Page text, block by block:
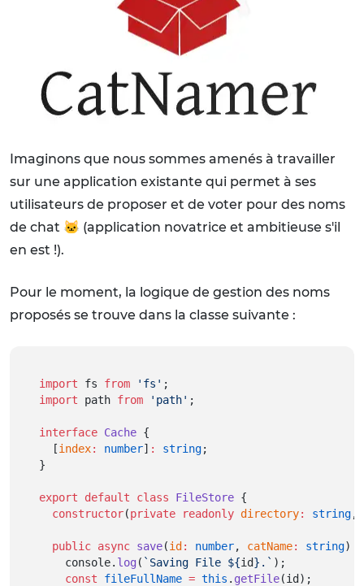
Imaginons que nous sommes amenés à travailler
sur une application existante qui permet à ses
utilisateurs de proposer et de voter pour des noms
de chat 🐱 (application novatrice et ambitieuse s'il
en est !).
Pour le moment, la logique de gestion des noms
proposés se trouve dans la classe suivante :
import fs from 'fs' ;
import path from 'path' ;
interface Cache {
  [
index: number] : string;
}
export default class FileStore {
constructor(private readonly directory: string,
public async save(id : number, catName: string) {
    console.
log ( `Saving File ${id}.` );
const
fileFullName = this . getFile(id);